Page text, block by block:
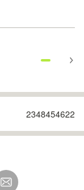
2348454622